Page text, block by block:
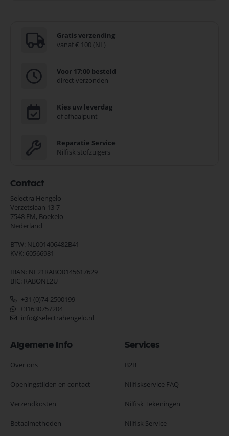
Gratis verzending
vanaf € 100 (NL)
Voor 17:00 besteld
direct verzonden
Kies uw leverdag
of afhaalpunt
Reparatie Service
Nilfisk stofzuigers
Contact
Selectra Hengelo
Verzetslaan 13-7
7548 EM, Boekelo
Nederland
BTW: NL001406482B41
KVK: 60566981
IBAN: NL21RABO0145617629
BIC: RABONL2U
+31 (0)74-2500199
+31630757204
info@selectrahengelo.nl
Algemene Info
Over ons
Openingstijden en contact
Verzendkosten
Betaalmethoden
Services
B2B
Nilfiskservice FAQ
Nilfisk Tekeningen
Nilfisk Service